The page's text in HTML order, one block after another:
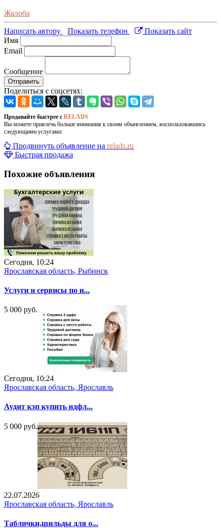
Жалоба
Написать автору Показать телефон
Показать сайт
Имя
Email
Сообщение
Отправить
Поделиться с соцсетях:
Продавайте быстрее с RELADS
Вы можете привлечь больше внимания к своим объявлением, воспользовавшись
следующими услугами:
Продвинуть объявление на relads.ru
Быстрая продажа
Похожие объявления
Сегодня, 10:24
Ярославская область, Рыбинск
Услуги и сервисы по и...
5 000 руб.
Сегодня, 10:24
Ярославская область, Ярославль
Аудит кэп купить ндфл...
5 000 руб.
22.07.2026
Ярославская область, Ярославль
Таблички,шильды для о...